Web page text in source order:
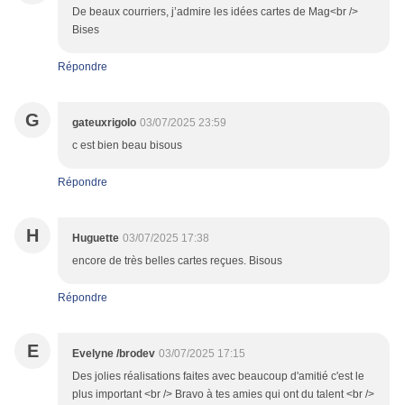
De beaux courriers, j’admire les idées cartes de Mag<br />
Bises
Répondre
G gateuxrigolo 03/07/2025 23:59
c est bien beau bisous
Répondre
H Huguette 03/07/2025 17:38
encore de très belles cartes reçues. Bisous
Répondre
E Evelyne /brodev 03/07/2025 17:15
Des jolies réalisations faites avec beaucoup d'amitié c'est le
plus important <br /> Bravo à tes amies qui ont du talent <br />